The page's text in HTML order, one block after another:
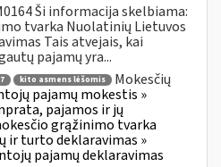
Ši informacija skelbiama:
tvarka Nuolatinių Lietuvos
Tais atvejais, kai
pajamų yra...
kito asmens lėšomis
Mokesčių
pajamų mokestis »
pajamos ir jų
grąžinimo tvarka
ir turto deklaravimas »
pajamų deklaravimas